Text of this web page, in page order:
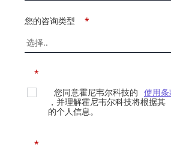
*
您的咨询类型
*
您同意霍尼韦尔科技的 使用条
，并理解霍尼韦尔科技将根据其
的个人信息。
*